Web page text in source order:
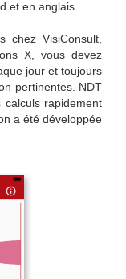
et en anglais.
chez VisiConsult,
X, vous devez
jour et toujours
pertinentes. NDT
rapidement
a été développée